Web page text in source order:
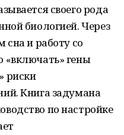
своего рода
биологией. Через
сна и работу со
«включать» гены
риски
Книга задумана
по настройке